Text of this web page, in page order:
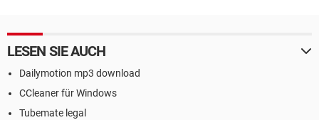
LESEN SIE AUCH
Dailymotion mp3 download
CCleaner für Windows
Tubemate legal